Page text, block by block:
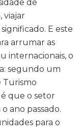
de
viajar
E este
arrumar as
internacionais, o
segundo um
Turismo
que o setor
ano passado.
para o